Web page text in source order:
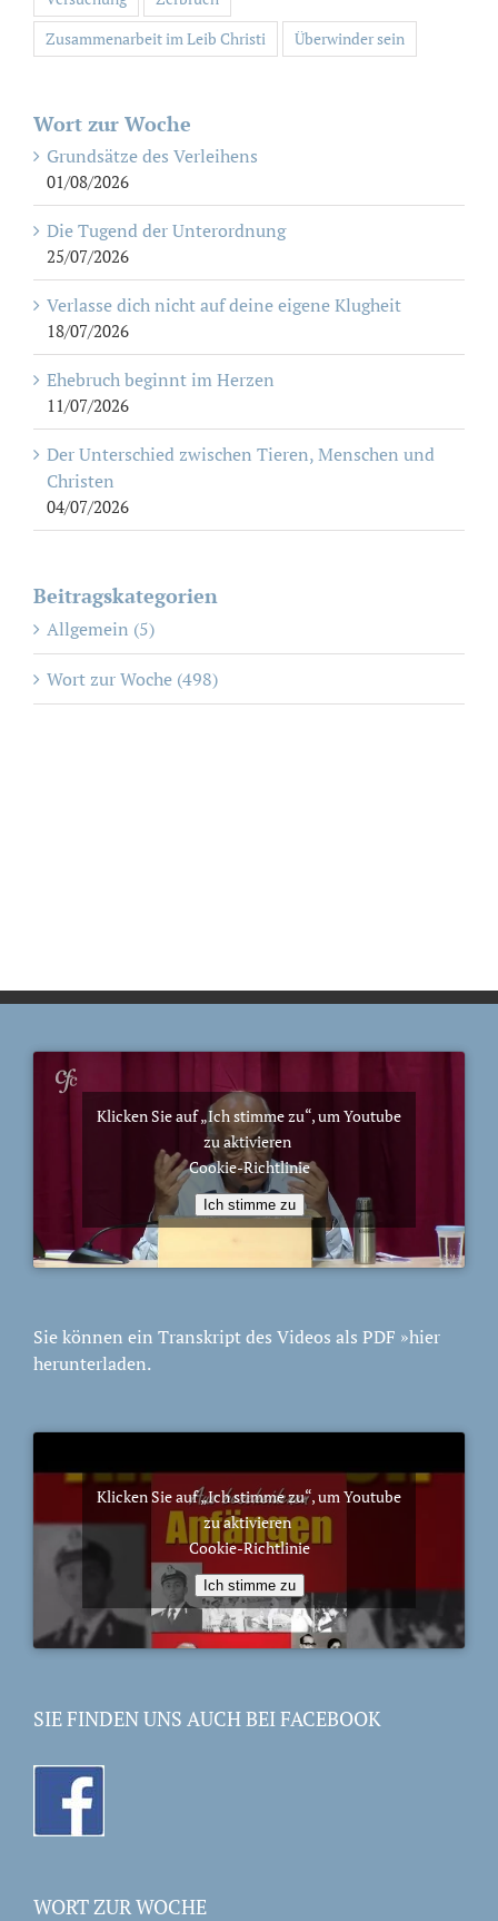
Zusammenarbeit im Leib Christi
Überwinder sein
Wort zur Woche
Grundsätze des Verleihens
01/08/2026
Die Tugend der Unterordnung
25/07/2026
Verlasse dich nicht auf deine eigene Klugheit
18/07/2026
Ehebruch beginnt im Herzen
11/07/2026
Der Unterschied zwischen Tieren, Menschen und
Christen
04/07/2026
Beitragskategorien
Allgemein (5)
Wort zur Woche (498)
Klicken Sie auf „Ich stimme zu“, um Youtube
zu aktivieren
Cookie-Richtlinie
Ich stimme zu
Sie können ein Transkript des Videos als PDF »hier
herunterladen.
Klicken Sie auf „Ich stimme zu“, um Youtube
zu aktivieren
Cookie-Richtlinie
Ich stimme zu
SIE FINDEN UNS AUCH BEI FACEBOOK
WORT ZUR WOCHE